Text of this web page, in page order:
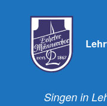
Singen in